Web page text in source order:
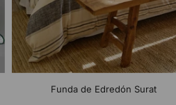
Funda de Edredón Surat